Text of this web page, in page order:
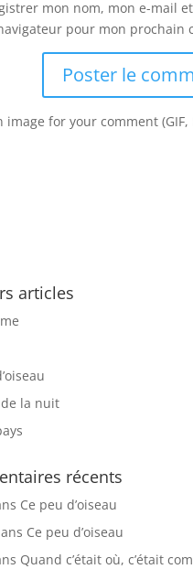
mon nom, mon e-mail
pour mon prochain
image for your comment (GIF,
articles
la nuit
récents
Ce peu d’oiseau
Ce peu d’oiseau
Quand c’était où, c’était